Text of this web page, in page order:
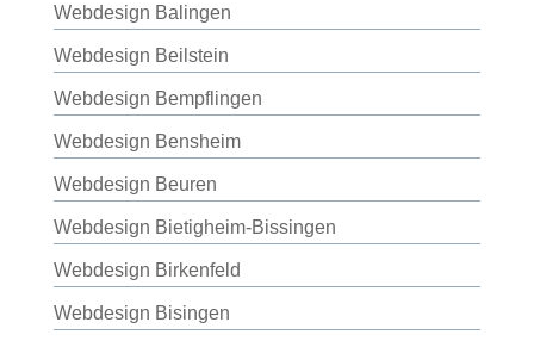
Webdesign Balingen
Webdesign Beilstein
Webdesign Bempflingen
Webdesign Bensheim
Webdesign Beuren
Webdesign Bietigheim-Bissingen
Webdesign Birkenfeld
Webdesign Bisingen